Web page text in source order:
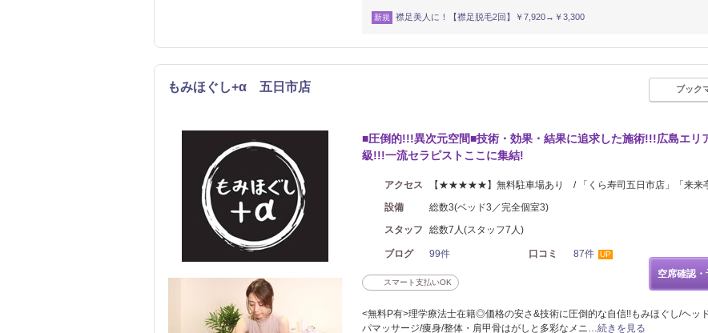
新規 襟足美人に！【襟足脱毛2回】￥7,920→￥3,300
もみほぐし+α 五日市店 ブック
■圧倒的!!!異次元空間■技術・効果・結果に追求した施術!!!広島エリ
級!!!一流セラピストここに集結!
アクセス
【★★★★★】無料駐車場あり / 「くら寿司五日市店」「来来
設備
総数3(ベッド3／完全個室3)
スタッフ
総数7人(スタッフ7人)
ブログ 99件 口コミ 87件 UP
スマート支払いOK
空席確認・
<無料P有>理学療法士在籍◎価格の安さ&技術に圧倒的な自信!!もみほぐし/ヘッ
パマッサージ/痩身/整体・肩甲骨はがしと多彩なメニ…続きを見る